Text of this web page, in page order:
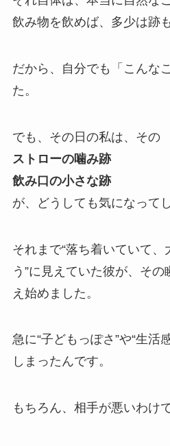
飲み物を飲めば、多少は跡
だから、自分でも「こんな
た。
でも、その日の私は、その
ストローの噛み跡
飲み口の小さな跡
が、どうしても気になって
それまで“落ち着いていて
う”に見えていた彼が、そ
え始めました。
急に“子どもっぽさ”や“生活
しまったんです。
もちろん、相手が悪いわけ